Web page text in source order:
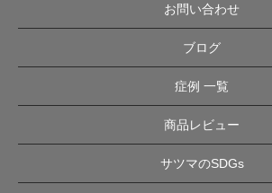
お問い合わせ
ブログ
症例 一覧
商品レビュー
サツマのSDGs